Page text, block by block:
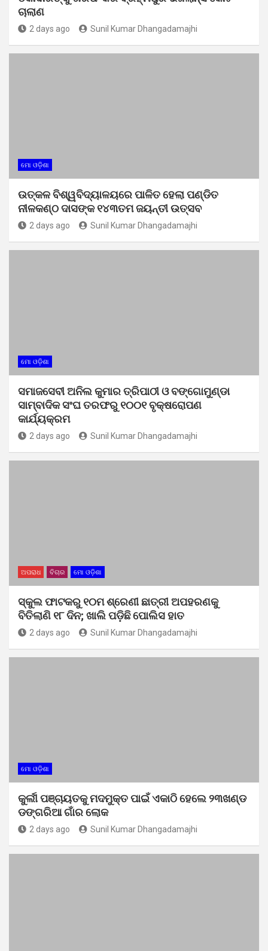
ଚାଲାଣ
2 days ago Sunil Kumar Dhangadamajhi
ମୋ ଓଡ଼ିଶା
ଉତ୍କଳ ବିଶ୍ୱବିଦ୍ୟାଳୟରେ ପାଳିତ ହେଲା ପଣ୍ଡିତ
ନୀଳକଣ୍ଠ ଦାସଙ୍କ ୧୪୩ତମ ଜୟନ୍ତୀ ଉତ୍ସବ
2 days ago Sunil Kumar Dhangadamajhi
ମୋ ଓଡ଼ିଶା
ସମାଜସେବୀ ଅନିଲ କୁମାର ତ୍ରିପାଠୀ ଓ ବଙ୍ଗୋମୁଣ୍ଡା
ସାମ୍ବାଦିକ ସଂଘ ତରଫରୁ ୧୦୦୧ ବୃକ୍ଷରୋପଣ
କାର୍ଯ୍ୟକ୍ରମ
2 days ago Sunil Kumar Dhangadamajhi
ଅପରାଧ ବିଚାର ମୋ ଓଡ଼ିଶା
ସ୍କୁଲ ଫାଟକରୁ ୧୦ମ ଶ୍ରେଣୀ ଛାତ୍ରୀ ଅପହରଣକୁ
ବିତିଲାଣି ୧୮ ଦିନ; ଖାଲି ପଡ଼ିଛି ପୋଲିସ ହାତ
2 days ago Sunil Kumar Dhangadamajhi
ମୋ ଓଡ଼ିଶା
କୁର୍ଲୀ ପଞ୍ଚାୟତକୁ ମଦମୁକ୍ତ ପାଇଁ ଏକାଠି ହେଲେ ୨୩ଖଣ୍ଡ
ଡଙ୍ଗରିଆ ଗାଁର ଲୋକ
2 days ago Sunil Kumar Dhangadamajhi